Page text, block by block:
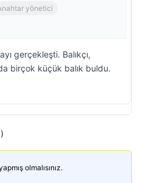
yönetici
gerçekleşti. Balıkçı,
birçok küçük balık buldu.
olmalısınız.